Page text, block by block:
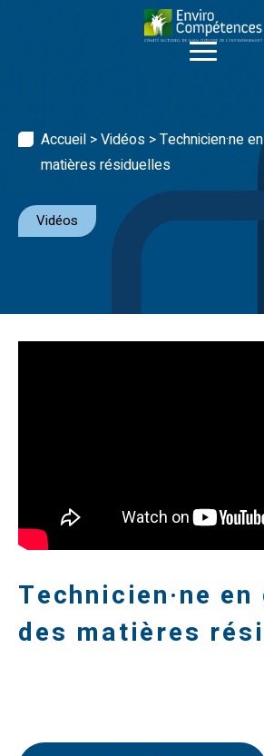
Accueil >Vidéos >Technicien·ne
matières résiduelles
Vidéos
Technicien·ne
des matières